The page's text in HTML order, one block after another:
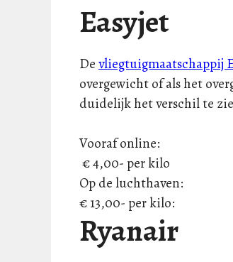
Easyjet
Devliegtuigmaatschappij
overgewicht of als het
duidelijk het verschil te
Vooraf online:
€ 4,00- per kilo
Op de luchthaven:
€ 13,00- per kilo:
Ryanair